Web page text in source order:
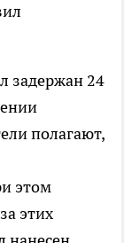
задержан 24
полагают,
этом
этих